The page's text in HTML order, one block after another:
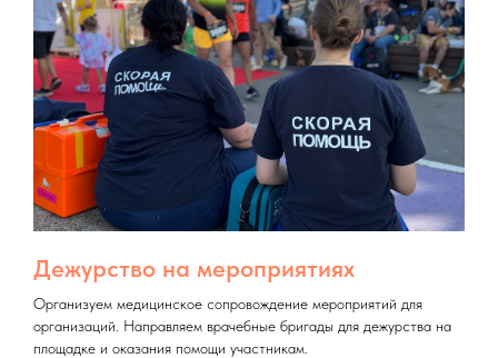
Дежурство на мероприятиях
Организуем медицинское сопровождение мероприятий для
организаций. Направляем врачебные бригады для дежурства на
площадке и оказания помощи участникам.